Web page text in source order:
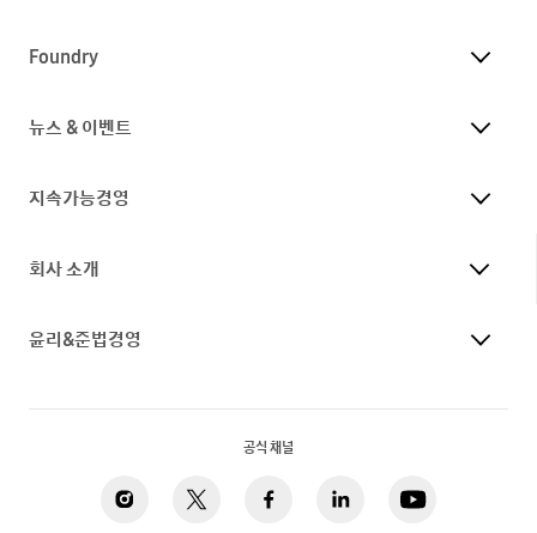
Foundry
뉴스 & 이벤트
지속가능경영
회사 소개
윤리&준법경영
공식 채널